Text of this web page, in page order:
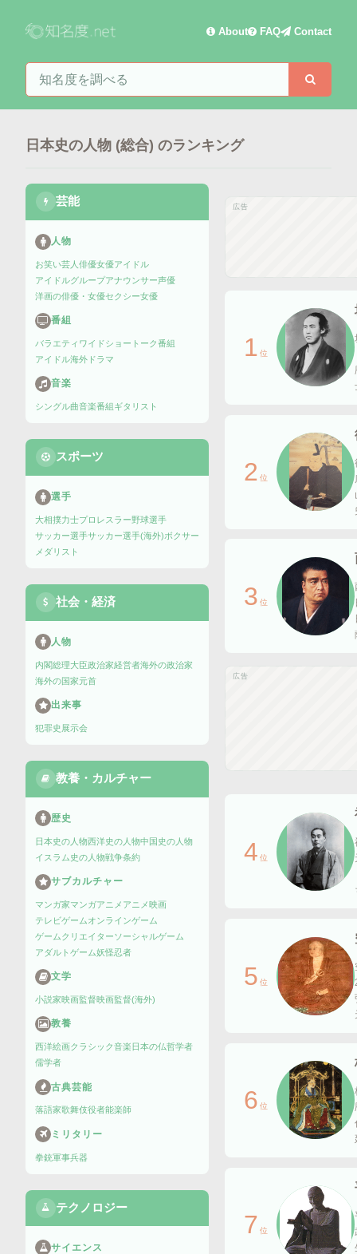
About FAQ Contact
知名度を検索
日本史の人物 (総合) のランキング
芸能
人物
お笑い芸人 俳優女優アイドル
アイドルグループアナウンサー声優
洋画の俳優・女優セクシー女優
番組
バラエティ ワイドショー トーク番組
アイドル海外ドラマ
音楽
シングル曲音楽番組ギタリスト
スポーツ
選手
大相撲力士プロレスラー野球選手
サッカー選手サッカー選手(海外)ボクサー
メダリスト
社会・経済
人物
内閣総理大臣政治家経営者海外の政治家
海外の国家元首
出来事
犯罪史 展示会
教養・カルチャー
歴史
日本史の人物西洋史の人物中国史の人物
イスラム史の人物戦争条約
サブカルチャー
マンガ家マンガアニメ アニメ映画
テレビゲームオンラインゲーム
ゲームクリエイターソーシャルゲーム
アダルトゲーム妖怪忍者
文学
小説家映画監督映画監督(海外)
教養
西洋絵画クラシック音楽 日本の仏哲学者
儒学者
古典芸能
落語家歌舞伎役者能楽師
ミリタリー
拳銃軍事兵器
テクノロジー
サイエンス
広告
1 位
2 位
3 位
広告
4 位
5 位
6 位
7 位